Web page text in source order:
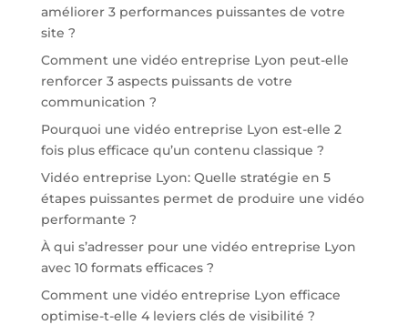
améliorer 3 performances puissantes de votre
site ?
Comment une vidéo entreprise Lyon peut-elle
renforcer 3 aspects puissants de votre
communication ?
Pourquoi une vidéo entreprise Lyon est-elle 2
fois plus efficace qu’un contenu classique ?
Vidéo entreprise Lyon: Quelle stratégie en 5
étapes puissantes permet de produire une vidéo
performante ?
À qui s’adresser pour une vidéo entreprise Lyon
avec 10 formats efficaces ?
Comment une vidéo entreprise Lyon efficace
optimise-t-elle 4 leviers clés de visibilité ?